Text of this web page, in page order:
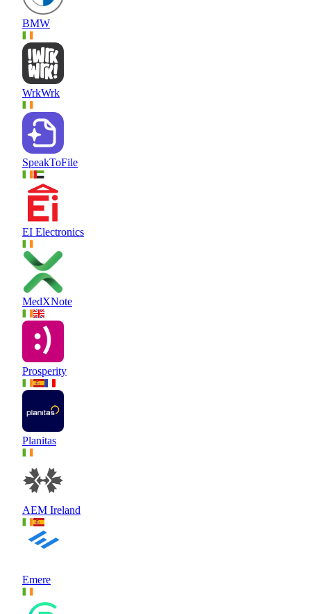
BMW
WrkWrk
SpeakToFile
EI Electronics
MedXNote
Prosperity
Planitas
AEM Ireland
Emere